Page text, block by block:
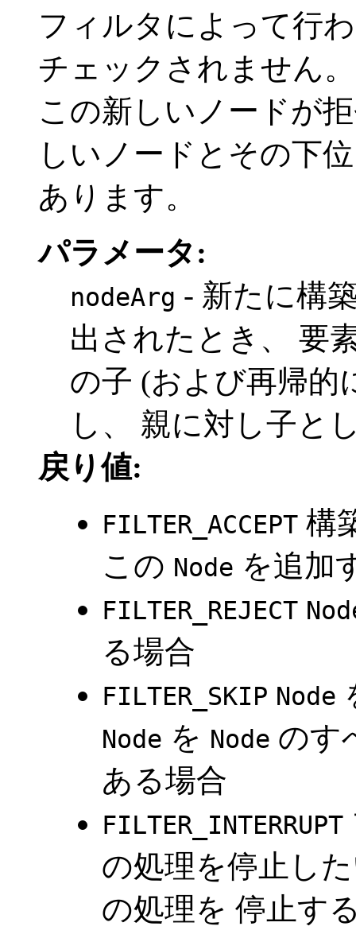
フィルタによって行
チェックされません。
この新しいノードが
しいノードとその下
あります。
パラメータ:
nodeArg - 新たに構
出されたとき、 要
の子 (および再帰的
し、 親に対し子と
戻り値:
FILTER_ACCEPT 構
この Node を追加
FILTER_REJECT
る場合
FILTER_SKIP Node
Node を Node のす
ある場合
FILTER_INTERRUPT
の処理を停止し
の処理を 停止す